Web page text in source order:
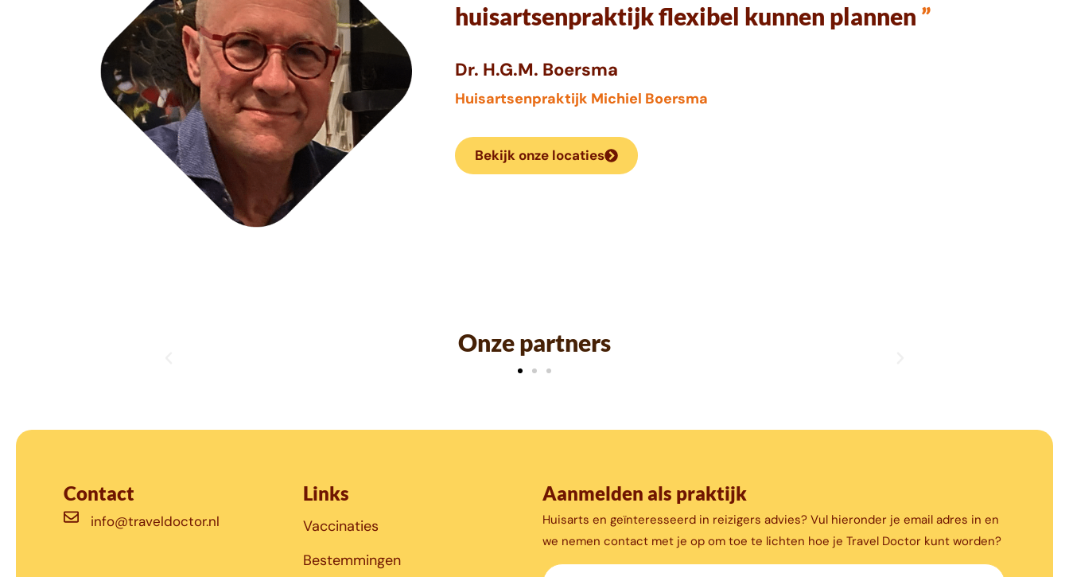
huisartsenpraktijk flexibel kunnen plannen ”
Dr. H.G.M. Boersma
Huisartsenpraktijk Michiel Boersma
Bekijk onze locaties
Onze partners
Contact
info@traveldoctor.nl
Links
Vaccinaties
Bestemmingen
Aanmelden als praktijk
Huisarts en geïnteresseerd in reizigers advies? Vul hieronder je email adres in en
we nemen contact met je op om toe te lichten hoe je Travel Doctor kunt worden?